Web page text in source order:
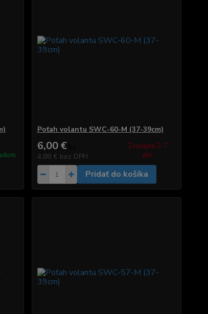
Poťah volantu SWC-60-M (37-39cm)
6,00 €/
4,88 € bez DPH
Zvyčajne 2-7
dni.
Pridať do košíka